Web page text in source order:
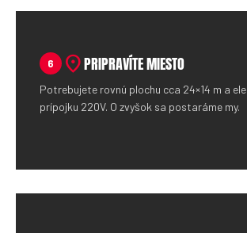
6 location_onPRIPRAVÍTE MIESTO
Potrebujete rovnú plochu cca 24×14 m a
prípojku 220V. O zvyšok sa postaráme my.